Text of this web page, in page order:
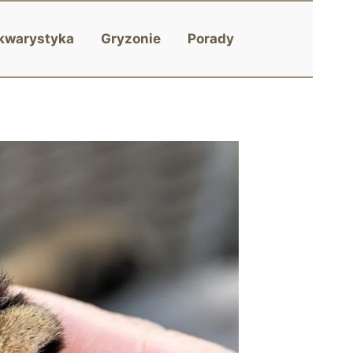
Gryzonie Porady